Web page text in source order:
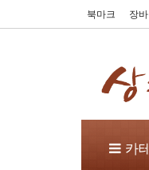
북마크 장
카